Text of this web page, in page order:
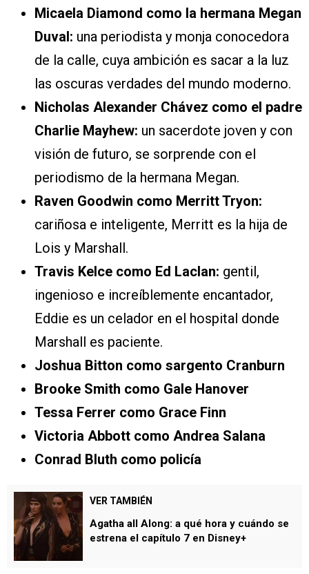
Micaela Diamond como la hermana Megan
Duval: una periodista y monja conocedora
de la calle, cuya ambición es sacar a la luz
las oscuras verdades del mundo moderno.
Nicholas Alexander Chávez como el padre
Charlie Mayhew: un sacerdote joven y con
visión de futuro, se sorprende con el
periodismo de la hermana Megan.
Raven Goodwin como Merritt Tryon:
cariñosa e inteligente, Merritt es la hija de
Lois y Marshall.
Travis Kelce como Ed Laclan: gentil,
ingenioso e increíblemente encantador,
Eddie es un celador en el hospital donde
Marshall es paciente.
Joshua Bitton como sargento Cranburn
Brooke Smith como Gale Hanover
Tessa Ferrer como Grace Finn
Victoria Abbott como Andrea Salana
Conrad Bluth como policía
VER TAMBIÉN
Agatha all Along: a qué hora y cuándo se
estrena el capítulo 7 en Disney+